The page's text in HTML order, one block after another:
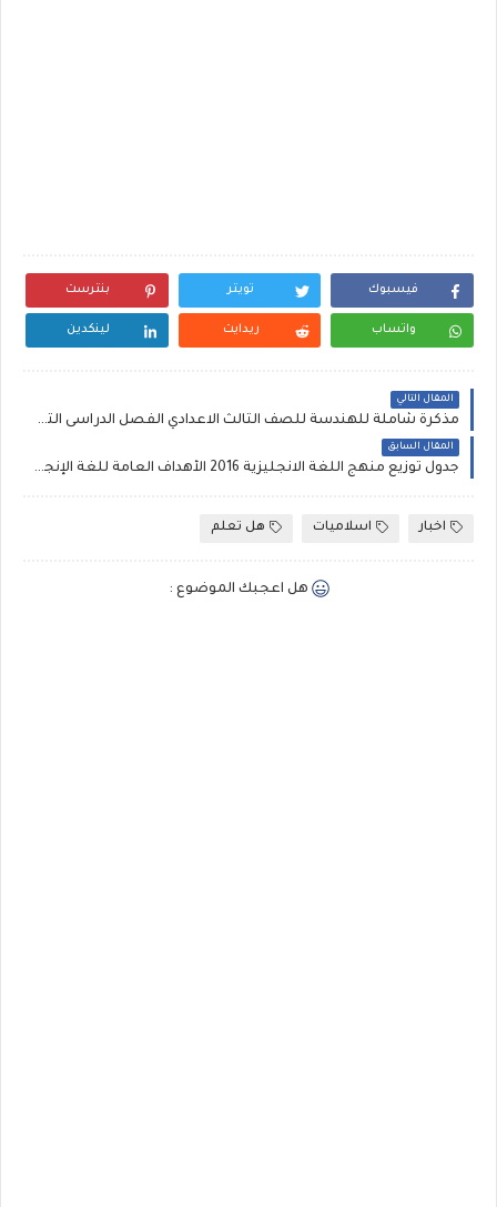
فيسبوك تويتر بنترست
واتساب ريدايت لينكدين
المقال التالي
مذكرة شاملة للهندسة للصف الثالث الاعدادي الفصل الدراسى الثانى (شرح , اسئلة , مراجعات)
المقال السابق
جدول توزيع منهج اللغة الانجليزية 2016 الأهداف العامة للغة الإنجليزية + general aims of teaching english
اخبار اسلاميات هل تعلم
هل اعجبك الموضوع :